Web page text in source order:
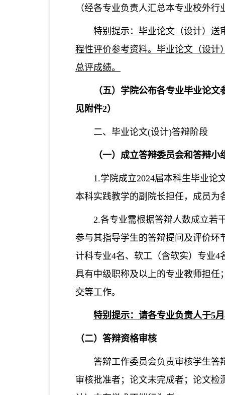
（经各专业负责人汇总本专业校外
特别提示：毕业论文（设计）送
程性评价参考资料。毕业论文（设
总评成绩。
（五） 学院公布各专业毕业论文
见附件2）
二、毕业论文(设计)答辩阶段
（一）成立答辩委员会和答辩小
1.学院成立2024届本科生毕业论
本科实践教学的副院长担任，成员
2.各专业需根据答辩人数成立若
参与其指导学生的答辩提问及评价
计科专业4名、软工（含软实）专业
具有中级职称及以上的专业教师担
交等工作。
特别提示：请各专业负责人于5
（二）答辩资格审核
答辩工作委员会负责审核学生答
审核批准者；论文未完成者；论文